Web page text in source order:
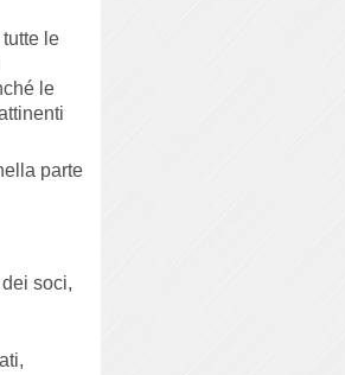
le
le
parte
soci,